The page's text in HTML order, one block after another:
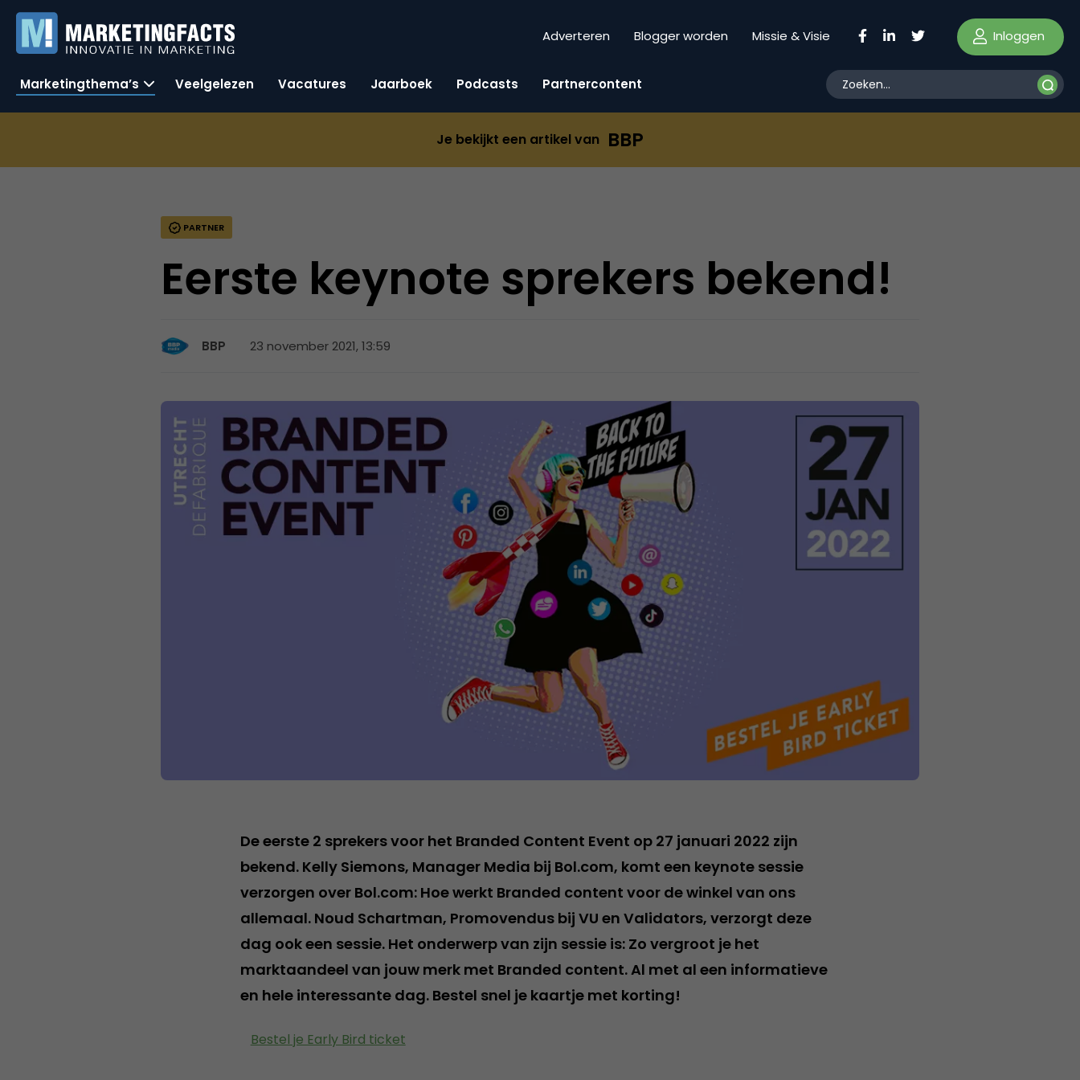
Adverteren Blogger worden Missie & Visie Inloggen
Marketingthema’s Veelgelezen Vacatures Jaarboek Podcasts Partnercontent
Je bekijkt een artikel van BBP
PARTNER
Eerste keynote sprekers bekend!
BBP 23 november 2021, 13:59
De eerste 2 sprekers voor het Branded Content Event op 27 januari 2022 zijn
bekend. Kelly Siemons, Manager Media bij Bol.com, komt een keynote sessie
verzorgen over Bol.com: Hoe werkt Branded content voor de winkel van ons
allemaal. Noud Schartman, Promovendus bij VU en Validators, verzorgt deze
dag ook een sessie. Het onderwerp van zijn sessie is: Zo vergroot je het
marktaandeel van jouw merk met Branded content. Al met al een informatieve
en hele interessante dag. Bestel snel je kaartje met korting!
Bestel je Early Bird ticket